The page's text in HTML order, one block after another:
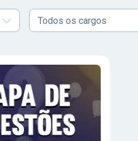
Todos os cargos